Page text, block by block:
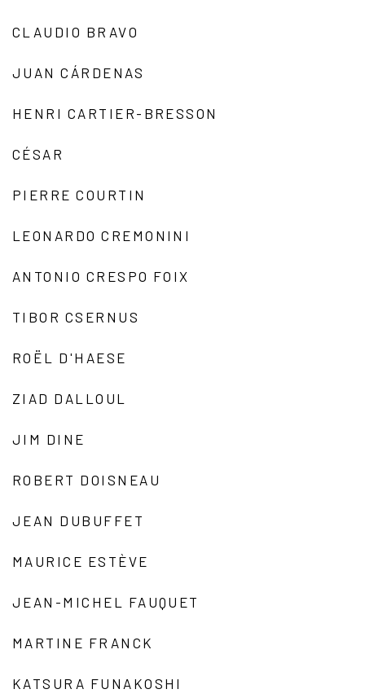
CLAUDIO BRAVO
JUAN CÁRDENAS
HENRI CARTIER-BRESSON
CÉSAR
PIERRE COURTIN
LEONARDO CREMONINI
ANTONIO CRESPO FOIX
TIBOR CSERNUS
ROËL D'HAESE
ZIAD DALLOUL
JIM DINE
ROBERT DOISNEAU
JEAN DUBUFFET
MAURICE ESTÈVE
JEAN-MICHEL FAUQUET
MARTINE FRANCK
KATSURA FUNAKOSHI